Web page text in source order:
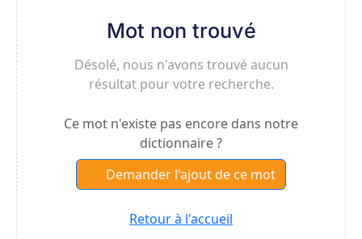
Mot non trouvé
Désolé, nous n'avons trouvé aucun
résultat pour votre recherche.
Ce mot n'existe pas encore dans notre
dictionnaire ?
Demander l'ajout de ce mot
Retour à l'accueil